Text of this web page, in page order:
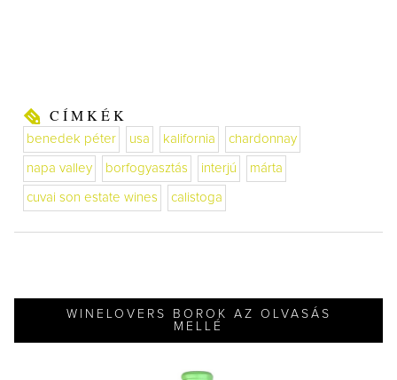
CÍMKÉK
benedek péter usa kalifornia chardonnay
napa valley borfogyasztás interjú márta
cuvai son estate wines calistoga
WINELOVERS BOROK AZ OLVASÁS
MELLÉ